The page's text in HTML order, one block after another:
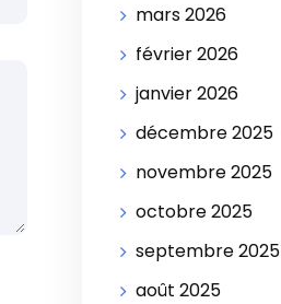
mars 2026
février 2026
janvier 2026
décembre 2025
novembre 2025
octobre 2025
septembre 2025
août 2025